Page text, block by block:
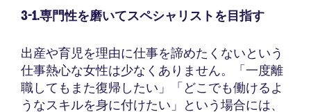
3-1.専門性を磨いてスペシャリストを目指す
出産や育児を理由に仕事を諦めたくないという
仕事熱心な女性は少なくありません。「一度離
職してもまた復帰したい」「どこでも働けるよ
うなスキルを身に付けたい」という場合には、